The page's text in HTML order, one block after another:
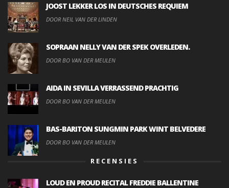
JOOST LEKKER LOS IN DEUTSCHES REQUIEM
DOOR NEIL VAN DER LINDEN
SOPRAAN NELLY VAN DER SPEK OVERLEDEN.
DOOR BO VAN DER MEULEN
AIDA IN SEVILLA VERRASSEND PRACHTIG
DOOR BO VAN DER MEULEN
BAS-BARITON SUNGMIN PARK WINT BELVEDERE
DOOR BO VAN DER MEULEN
RECENSIES
LOUD EN PROUD RECITAL FREDDIE BALLENTINE